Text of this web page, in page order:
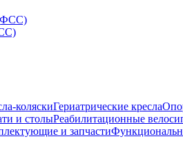
коляскиГериатрические кресла
и столыРеабилитационные
и запчасти